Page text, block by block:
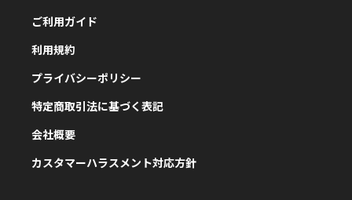
ご利用ガイド
利用規約
プライバシーポリシー
特定商取引法に基づく表記
会社概要
カスタマーハラスメント対応方針